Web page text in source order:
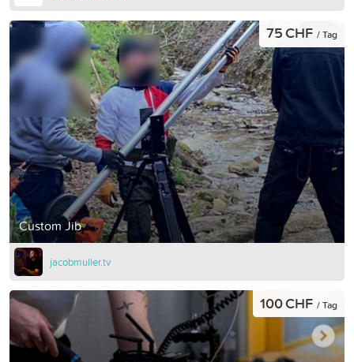
Custom Jib
75 CHF / Tag
jacobmuller.tv
100 CHF / Tag